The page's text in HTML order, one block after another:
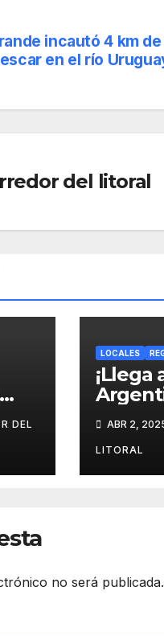
incautó 4 km de
en el río
del litoral
DEL
LOCALES
¡Llega
sobre
cultura!
ABR 2,
LITORAL
no será publicada.